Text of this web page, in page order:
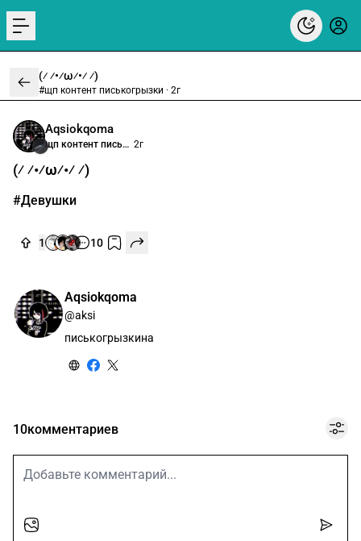
menu
(⁄ ⁄•⁄ω⁄•⁄ ⁄)
#щп контент писькогрызки · 2г
Aqsiokqoma
щп контент писькогрызки 2г
(⁄ ⁄•⁄ω⁄•⁄ ⁄)
#Девушки
1 10
Aqsiokqoma
@aksi
писькогрызкина
10комментариев